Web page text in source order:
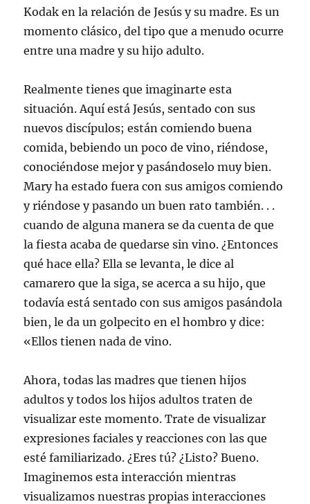
Kodak en la relación de Jesús y su madre. Es un
momento clásico, del tipo que a menudo ocurre
entre una madre y su hijo adulto.
Realmente tienes que imaginarte esta
situación. Aquí está Jesús, sentado con sus
nuevos discípulos; están comiendo buena
comida, bebiendo un poco de vino, riéndose,
conociéndose mejor y pasándoselo muy bien.
Mary ha estado fuera con sus amigos comiendo
y riéndose y pasando un buen rato también. . .
cuando de alguna manera se da cuenta de que
la fiesta acaba de quedarse sin vino. ¿Entonces
qué hace ella? Ella se levanta, le dice al
camarero que la siga, se acerca a su hijo, que
todavía está sentado con sus amigos pasándola
bien, le da un golpecito en el hombro y dice:
«Ellos tienen nada de vino.
Ahora, todas las madres que tienen hijos
adultos y todos los hijos adultos traten de
visualizar este momento. Trate de visualizar
expresiones faciales y reacciones con las que
esté familiarizado. ¿Eres tú? ¿Listo? Bueno.
Imaginemos esta interacción mientras
visualizamos nuestras propias interacciones